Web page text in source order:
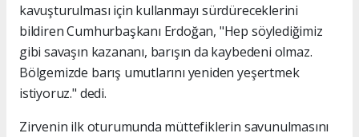
kavuşturulması için kullanmayı sürdüreceklerini
bildiren Cumhurbaşkanı Erdoğan, "Hep söylediğimiz
gibi savaşın kazananı, barışın da kaybedeni olmaz.
Bölgemizde barış umutlarını yeniden yeşertmek
istiyoruz." dedi.
Zirvenin ilk oturumunda müttefiklerin savunulmasını